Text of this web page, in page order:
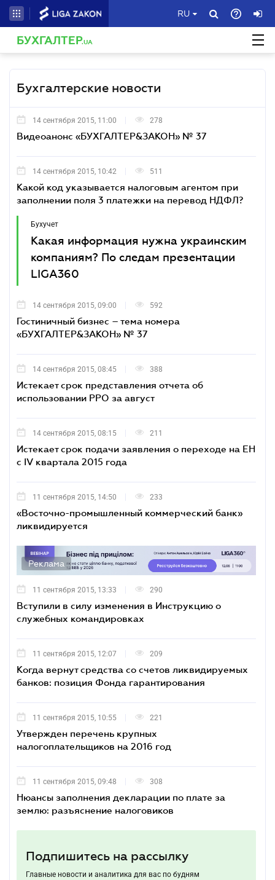
RU
БУХГАЛТЕР.UA
Бухгалтерские новости
14 сентября 2015, 11:00 278
Видеоанонс «БУХГАЛТЕР&ЗАКОН» № 37
14 сентября 2015, 10:42 511
Какой код указывается налоговым агентом при
заполнении поля 3 платежки на перевод НДФЛ?
Бухучет
Какая информация нужна украинским
компаниям? По следам презентации
LIGA360
14 сентября 2015, 09:00 592
Гостиничный бизнес – тема номера
«БУХГАЛТЕР&ЗАКОН» № 37
14 сентября 2015, 08:45 388
Истекает срок представления отчета об
использовании РРО за август
14 сентября 2015, 08:15 211
Истекает срок подачи заявления о переходе на ЕН
с IV квартала 2015 года
11 сентября 2015, 14:50 233
«Восточно-промышленный коммерческий банк»
ликвидируется
Реклама
11 сентября 2015, 13:33 290
Вступили в силу изменения в Инструкцию о
служебных командировках
11 сентября 2015, 12:07 209
Когда вернут средства со счетов ликвидируемых
банков: позиция Фонда гарантирования
11 сентября 2015, 10:55 221
Утвержден перечень крупных
налогоплательщиков на 2016 год
11 сентября 2015, 09:48 308
Нюансы заполнения декларации по плате за
землю: разъяснение налоговиков
Подпишитесь на рассылку
Главные новости и аналитика для вас по будням